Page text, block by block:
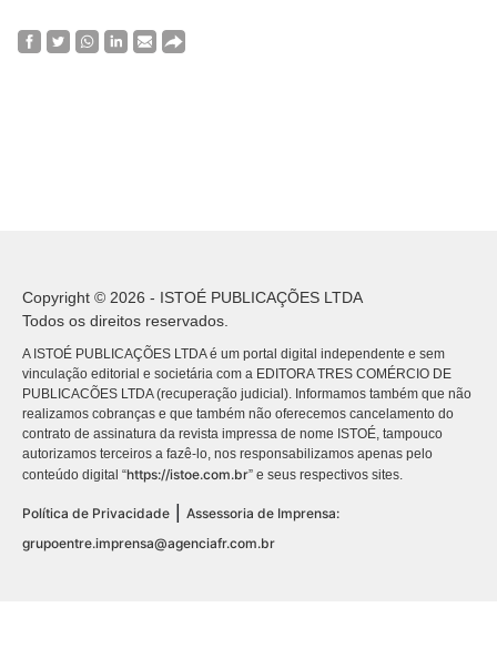
Copyright © 2026 - ISTOÉ PUBLICAÇÕES LTDA
Todos os direitos reservados.
A ISTOÉ PUBLICAÇÕES LTDA é um portal digital independente e sem
vinculação editorial e societária com a EDITORA TRES COMÉRCIO DE
PUBLICACÕES LTDA (recuperação judicial). Informamos também que não
realizamos cobranças e que também não oferecemos cancelamento do
contrato de assinatura da revista impressa de nome ISTOÉ, tampouco
autorizamos terceiros a fazê-lo, nos responsabilizamos apenas pelo
conteúdo digital “https://istoe.com.br” e seus respectivos sites.
Política de Privacidade | Assessoria de Imprensa:
grupoentre.imprensa@agenciafr.com.br